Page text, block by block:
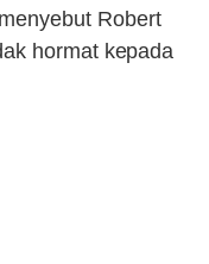
Robert
hormat kepada